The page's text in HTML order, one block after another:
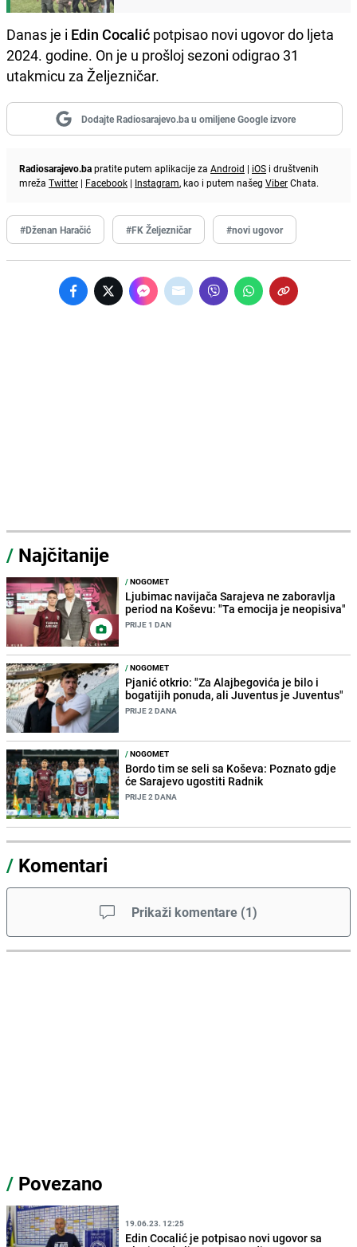
Danas je i Edin Cocalić potpisao novi ugovor do ljeta
2024. godine. On je u prošloj sezoni odigrao 31
utakmicu za Željezničar.
Dodajte Radiosarajevo.ba u omiljene Google izvore
Radiosarajevo.bapratite putem aplikacije za Android | iOS i društvenih
mreža Twitter | Facebook | Instagram, kao i putem našeg ViberChata.
#Dženan Haračić #FK Željezničar #novi ugovor
/ Najčitanije
/NOGOMET
Ljubimac navijača Sarajeva ne zaboravlja
period na Koševu: "Ta emocija je neopisiva"
PRIJE 1 DAN
/NOGOMET
Pjanić otkrio: "Za Alajbegovića je bilo i
bogatijih ponuda, ali Juventus je Juventus"
PRIJE 2 DANA
/NOGOMET
Bordo tim se seli sa Koševa: Poznato gdje
će Sarajevo ugostiti Radnik
PRIJE 2 DANA
/ Komentari
Prikaži komentare (1)
/ Povezano
19.06.23. 12:25
Edin Cocalić je potpisao novi ugovor sa